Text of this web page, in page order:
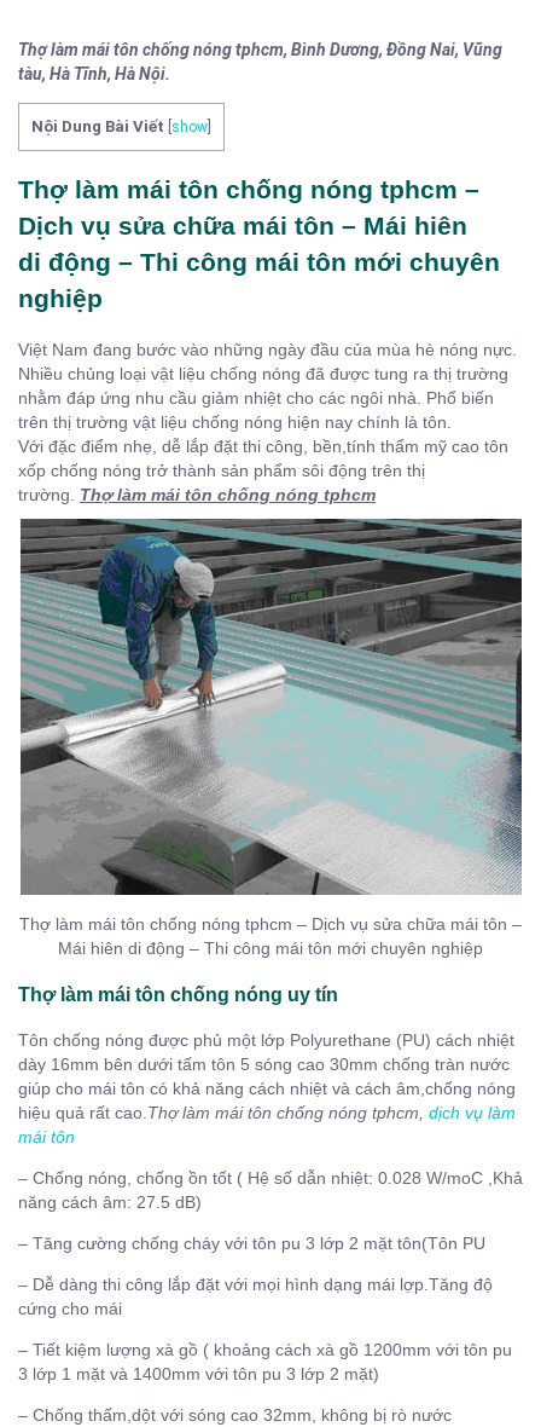
Thợ làm mái tôn chống nóng tphcm, Bình Dương, Đồng Nai, Vũng
tàu, Hà Tĩnh, Hà Nội.
Nội Dung Bài Viết show
Thợ làm mái tôn chống nóng tphcm –
Dịch vụ sửa chữa mái tôn – Mái hiên
di động – Thi công mái tôn mới chuyên
nghiệp
Việt Nam đang bước vào những ngày đầu của mùa hè nóng nực.
Nhiều chủng loại vật liệu chống nóng đã được tung ra thị trường
nhằm đáp ứng nhu cầu giảm nhiệt cho các ngôi nhà. Phổ biến
trên thị trường vật liệu chống nóng hiện nay chính là tôn.
Với đặc điểm nhẹ, dễ lắp đặt thi công, bền,tính thẩm mỹ cao tôn
xốp chống nóng trở thành sản phẩm sôi động trên thị
trường. Thợ làm mái tôn chống nóng tphcm
Thợ làm mái tôn chống nóng tphcm – Dịch vụ sửa chữa mái tôn –
Mái hiên di động – Thi công mái tôn mới chuyên nghiệp
Thợ làm mái tôn chống nóng uy tín
Tôn chống nóng được phủ một lớp Polyurethane (PU) cách nhiệt
dày 16mm bên dưới tấm tôn 5 sóng cao 30mm chống tràn nước
giúp cho mái tôn có khả năng cách nhiệt và cách âm,chống nóng
hiệu quả rất cao. Thợ làm mái tôn chống nóng tphcm, dịch vụ làm
mái tôn
– Chống nóng, chống ồn tốt ( Hệ số dẫn nhiệt: 0.028 W/moC ,Khả
năng cách âm: 27.5 dB)
– Tăng cường chống cháy với tôn pu 3 lớp 2 mặt tôn(Tôn PU
– Dễ dàng thi công lắp đặt với mọi hình dạng mái lợp.Tăng độ
cứng cho mái
– Tiết kiệm lượng xà gồ ( khoảng cách xà gồ 1200mm với tôn pu
3 lớp 1 mặt và 1400mm với tôn pu 3 lớp 2 mặt)
– Chống thấm,dột với sóng cao 32mm, không bị rò nước